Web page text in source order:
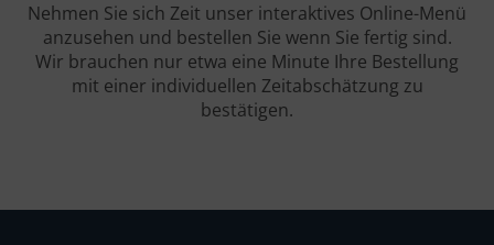
Nehmen Sie sich Zeit unser interaktives Online-Menü
anzusehen und bestellen Sie wenn Sie fertig sind.
Wir brauchen nur etwa eine Minute Ihre Bestellung
mit einer individuellen Zeitabschätzung zu
bestätigen.